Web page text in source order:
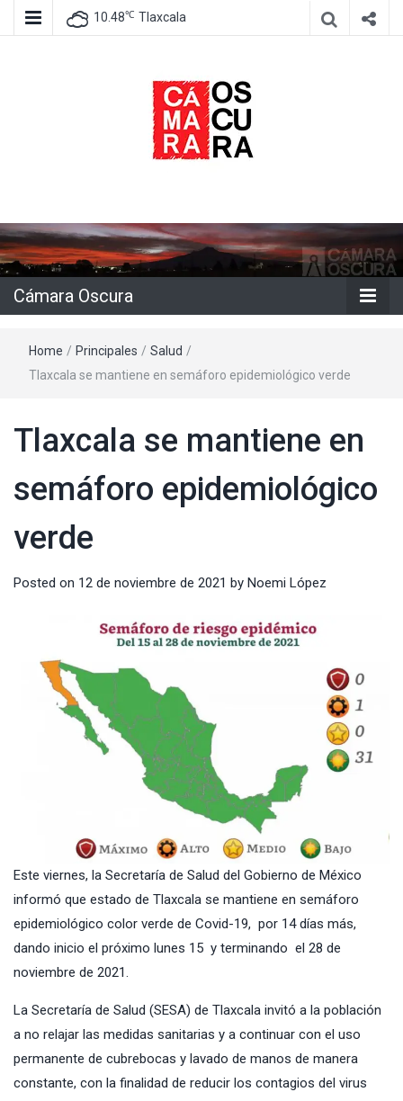
10.48℃ Tlaxcala
Cámara
Oscura
Cámara Oscura
Home / Principales / Salud /
Tlaxcala se mantiene en semáforo epidemiológico verde
Tlaxcala se mantiene en
semáforo epidemiológico
verde
Posted on 12 de noviembre de 2021 by Noemi López
Este viernes, la Secretaría de Salud del Gobierno de México
informó que estado de Tlaxcala se mantiene en semáforo
epidemiológico color verde de Covid-19, por 14 días más,
dando inicio el próximo lunes 15 y terminando el 28 de
noviembre de 2021.
La Secretaría de Salud (SESA) de Tlaxcala invitó a la población
a no relajar las medidas sanitarias y a continuar con el uso
permanente de cubrebocas y lavado de manos de manera
constante, con la finalidad de reducir los contagios del virus